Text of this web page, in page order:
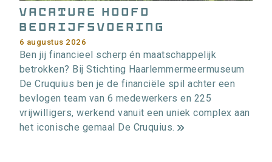
Vacature Hoofd
bedrijfsvoering
6 augustus 2026
Ben jij financieel scherp én maatschappelijk
betrokken? Bij Stichting Haarlemmermeermuseum
De Cruquius ben je de financiële spil achter een
bevlogen team van 6 medewerkers en 225
vrijwilligers, werkend vanuit een uniek complex aan
het iconische gemaal De Cruquius.